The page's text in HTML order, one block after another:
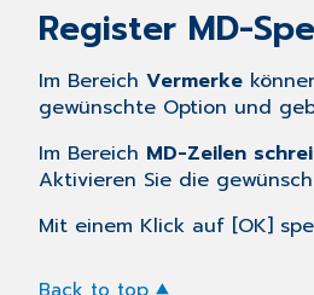
Register MD-
Im Bereich Vermerke
gewünschte Option und
Im Bereich MD-Zeilen
Aktivieren Sie die
Mit einem Klick auf [OK]